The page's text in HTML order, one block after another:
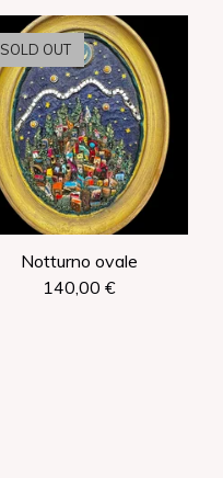
SOLD OUT
Notturno ovale
140,00 €